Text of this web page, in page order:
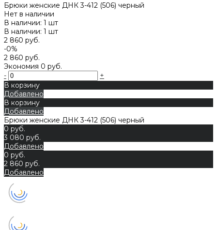
Брюки женские ДНК 3-412 (506) черный
Нет в наличии
В наличии: 1 шт
В наличии: 1 шт
2 860 руб.
-0%
2 860 руб.
Экономия 0 руб.
-
+
В корзину
Добавлено
В корзину
Добавлено
Брюки женские ДНК 3-412 (506) черный
0 руб.
3 080 руб.
Добавлено
0 руб.
2 860 руб.
Добавлено